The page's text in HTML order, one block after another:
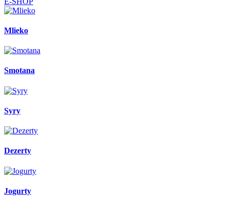
Mlieko
Smotana
Syry
Dezerty
Jogurty